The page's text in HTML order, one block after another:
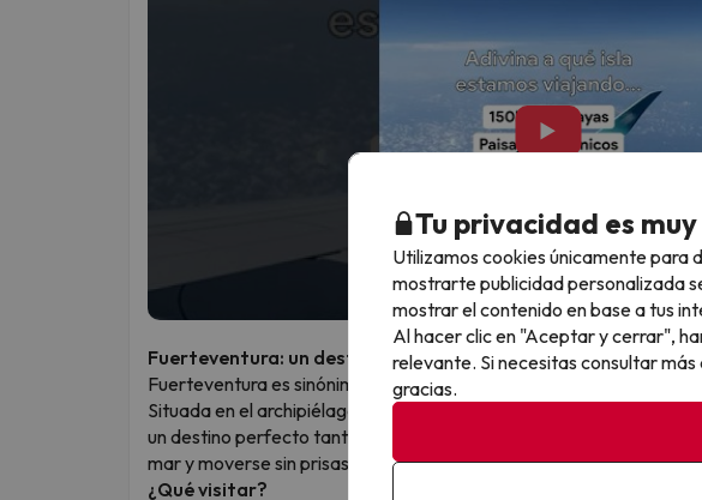
▶
Fuerteventura: un destino perfecto para todos
Fuerteventura es sinónimo de playas infinitas, paisajes volcánicos y
Situada en el archipiélago de Canarias, destaca por su clima
un destino perfecto tanto para familias como para parejas que
mar y moverse sin prisas.
¿Qué visitar?
Tu privacidad es
Utilizamos cookies únicamente
mostrarte publicidad personalizada
mostrar el contenido en base a tus
Al hacer clic en "Aceptar y cerrar",
relevante. Si necesitas consultar
gracias.